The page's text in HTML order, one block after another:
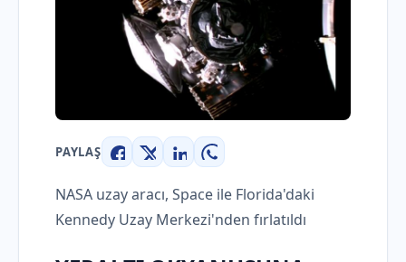
PAYLAŞ
Facebook
X LinkedInWhatsApp
NASA uzay aracı, Space ile Florida'daki
Kennedy Uzay Merkezi'nden fırlatıldı